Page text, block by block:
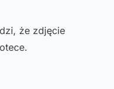
że zdjęcie